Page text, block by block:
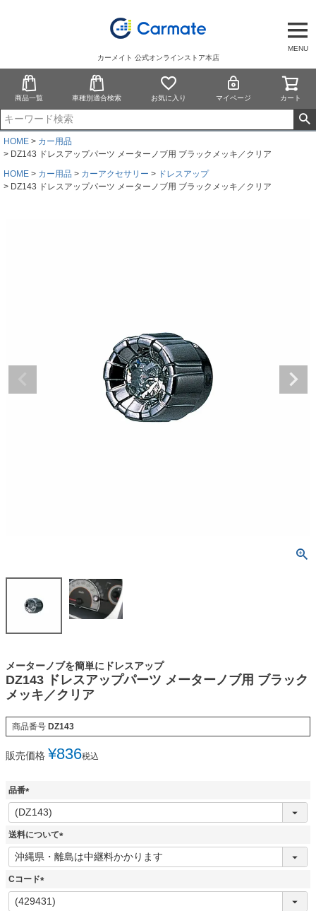
MENU
カーメイト 公式オンラインストア本店
商品一覧 車種別適合検索 お気に入り マイページ カート
HOME
カー用品
DZ143 ドレスアップパーツ メーターノブ用 ブラックメッキ／クリア
HOME
カー用品 カーアクセサリー
ドレスアップ
DZ143 ドレスアップパーツ メーターノブ用 ブラックメッキ／クリア
メーターノブを簡単にドレスアップ
DZ143 ドレスアップパーツ メーターノブ用 ブラック
メッキ／クリア
商品番号 DZ143
販売価格 ¥836税込
品番
(
必
須
送料について
(
必
Cコード
(
必